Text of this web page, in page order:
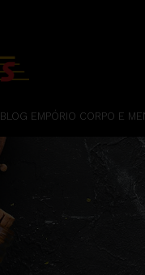
BLOG EMPÓRIO CORPO E